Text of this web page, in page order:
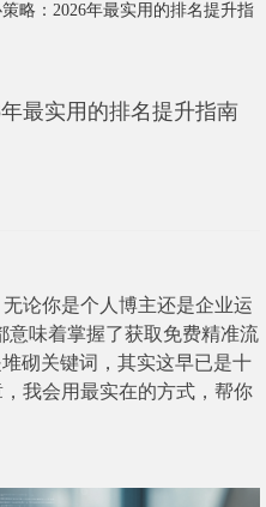
略：2026年最实用的排名提升指
最实用的排名提升指南
你是个人博主还是企业运
意味着掌握了获取免费精准流
砌关键词，其实这早已是十
我会用最实在的方式，帮你